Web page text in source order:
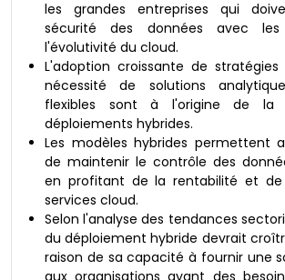
les grandes entreprises qui
sécurité des données avec
l'évolutivité du cloud.
L'adoption croissante de
nécessité de solutions
flexibles sont à l'origine de la
déploiements hybrides.
Les modèles hybrides permettent
de maintenir le contrôle des
en profitant de la rentabilité et de
services cloud.
Selon l'analyse des tendances
du déploiement hybride devrait
raison de sa capacité à fournir une
aux organisations ayant des